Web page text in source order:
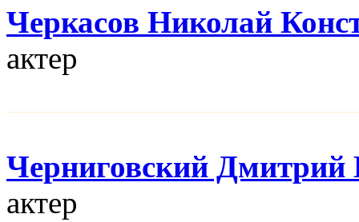
Черкасов Николай
актер
Черниговский Дмитрий
актер